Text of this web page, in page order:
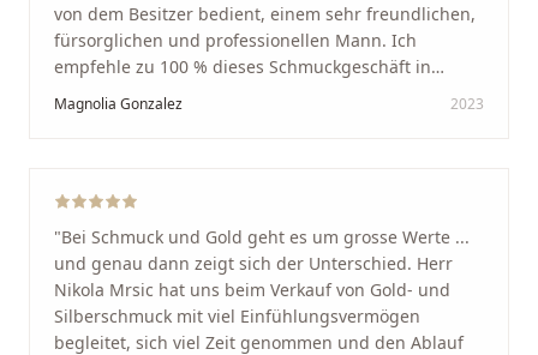
von dem Besitzer bedient, einem sehr freundlichen,
fürsorglichen und professionellen Mann. Ich
empfehle zu 100 % dieses Schmuckgeschäft in
Schaffhausen. Ich selbst war sehr zufrieden und
glücklich mit der Behandlung. Ich danke Ihnen – ich
Magnolia Gonzalez 2023
"Bei Schmuck und Gold geht es um grosse Werte ...
und genau dann zeigt sich der Unterschied. Herr
Nikola Mrsic hat uns beim Verkauf von Gold- und
Silberschmuck mit viel Einfühlungsvermögen
begleitet, sich viel Zeit genommen und den Ablauf